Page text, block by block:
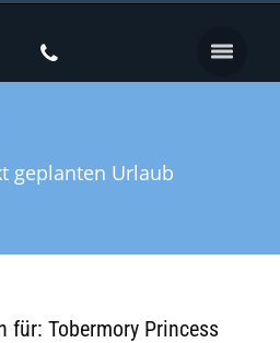
geplanten Urlaub
für: Tobermory Princess